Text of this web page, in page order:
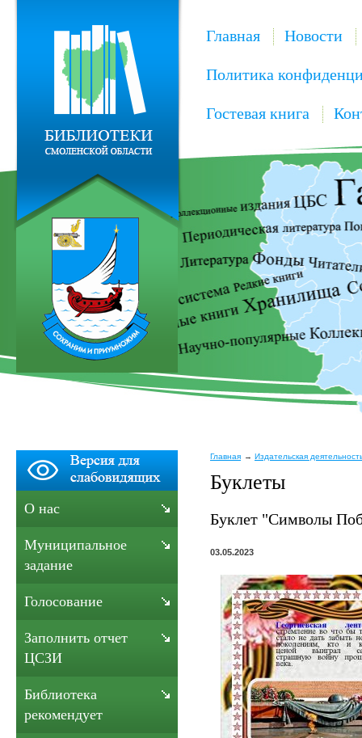
Главная Новости
Политика
Гостевая книга
Главная Издательская
Буклеты
Буклет "Символы
03.05.2023
О нас
Муниципальное
задание
Голосование
Заполнить отчет
ЦСЗИ
Библиотека
рекомендует